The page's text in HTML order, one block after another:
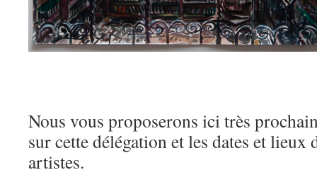
Nous vous proposerons ici très
sur cette délégation et les dates et lieux
artistes.